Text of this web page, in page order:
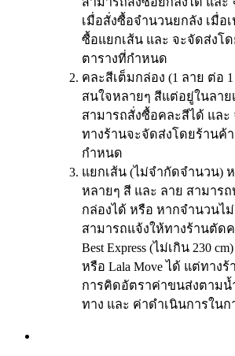
เมื่อสั่งซื้อจำนวนยกลัง เมื่อ
ซื้อแยกเส้น และ จะจัดส่งโ
ตารางที่กำหนด
คละสีเต็มกล่อง (1 ลาย ต่อ
สนใจหลายๆ สีแต่อยู่ในลาย
สามารถสั่งซื้อคละสีได้ และ
ทางร้านจะจัดส่งโดยร้านค้
กำหนด
แยกเส้น (ไม่จำกัดจำนวน)
หลายๆ สี และ ลาย สามารถ
กล่องได้ หรือ หากจำนวนไม่
สามารถแจ้งให้ทางร้านตัด
Best Express (ไม่เกิน 230
หรือ Lala Move ได้ แต่ทาง
การคิดอัตราค่าขนส่งตามน้
ทาง และ ค่าดำเนินการใน